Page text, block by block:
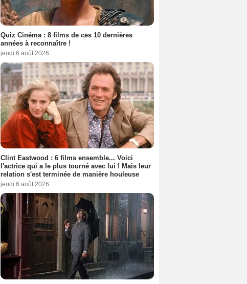
Quiz Cinéma : 8 films de ces 10 dernières
années à reconnaître !
jeudi 6 août 2026
Clint Eastwood : 6 films ensemble... Voici
l'actrice qui a le plus tourné avec lui ! Mais leur
relation s'est terminée de manière houleuse
jeudi 6 août 2026